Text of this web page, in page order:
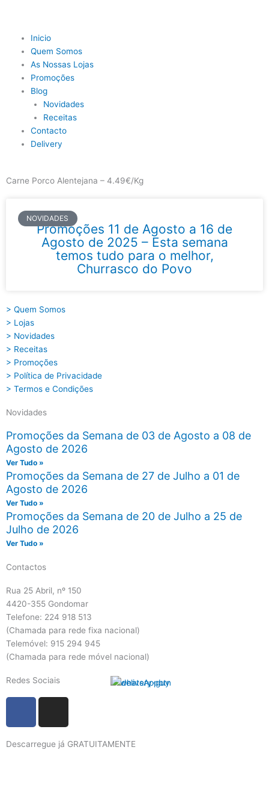
Main
Menu
Inicio
Quem Somos
As Nossas Lojas
Promoções
Blog
Novidades
Receitas
Contacto
Delivery
Carne Porco Alentejana – 4.49€/Kg
NOVIDADES
Promoções 11 de Agosto a 16 de
Agosto de 2025 – Esta semana
temos tudo para o melhor,
Churrasco do Povo
> Quem Somos
> Lojas
> Novidades
> Receitas
> Promoções
> Política de Privacidade
> Termos e Condições
Novidades
Promoções da Semana de 03 de Agosto a 08 de
Agosto de 2026
Ver Tudo »
Promoções da Semana de 27 de Julho a 01 de
Agosto de 2026
Ver Tudo »
Promoções da Semana de 20 de Julho a 25 de
Julho de 2026
Ver Tudo »
Contactos
Rua 25 Abril, nº 150
4420-355 Gondomar
Telefone: 224 918 513
(Chamada para rede fixa nacional)
Telemóvel: 915 294 945
(Chamada para rede móvel nacional)
Redes Sociais
e
t
Descarregue já GRATUITAMENTE